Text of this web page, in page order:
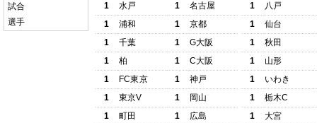
試合
選手
1
水戸 1
名古屋
1
浦和 1
京都
1
千葉 1
G大阪
1
柏 1
C大阪
1
FC東京 1
神戸
1
東京V 1
岡山
1
町田 1
広島
1
八戸
1
仙台
1
秋田
1
山形
1
いわき
1
栃木C
1
大宮